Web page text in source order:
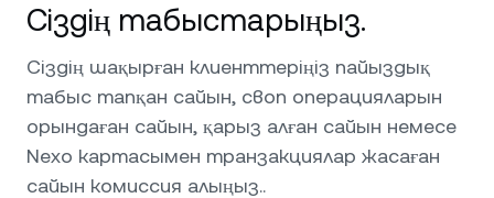
EURC
Барлық активтерді қарау
Сіздің табыстарыңыз.
Сіздің шақырған клиенттеріңіз пайыздық
табыс тапқан сайын, своп операцияларын
орындаған сайын, қарыз алған сайын немесе
Nexo картасымен транзакциялар жасаған
сайын комиссия алыңыз..